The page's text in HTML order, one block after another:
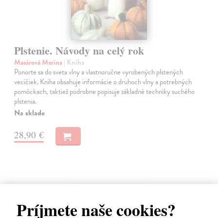
Príjmete naše cookies?
Plstenie. Návody na celý rok
Masárová Marína| Kniha
Ponorte sa do sveta vlny a vlastnoručne vyrobených plstených
vecičiek. Kniha obsahuje informácie o druhoch vlny a potrebných
pomôckach, taktiež podrobne popisuje základné techniky suchého
plstenia.
Na sklade
28,90 €